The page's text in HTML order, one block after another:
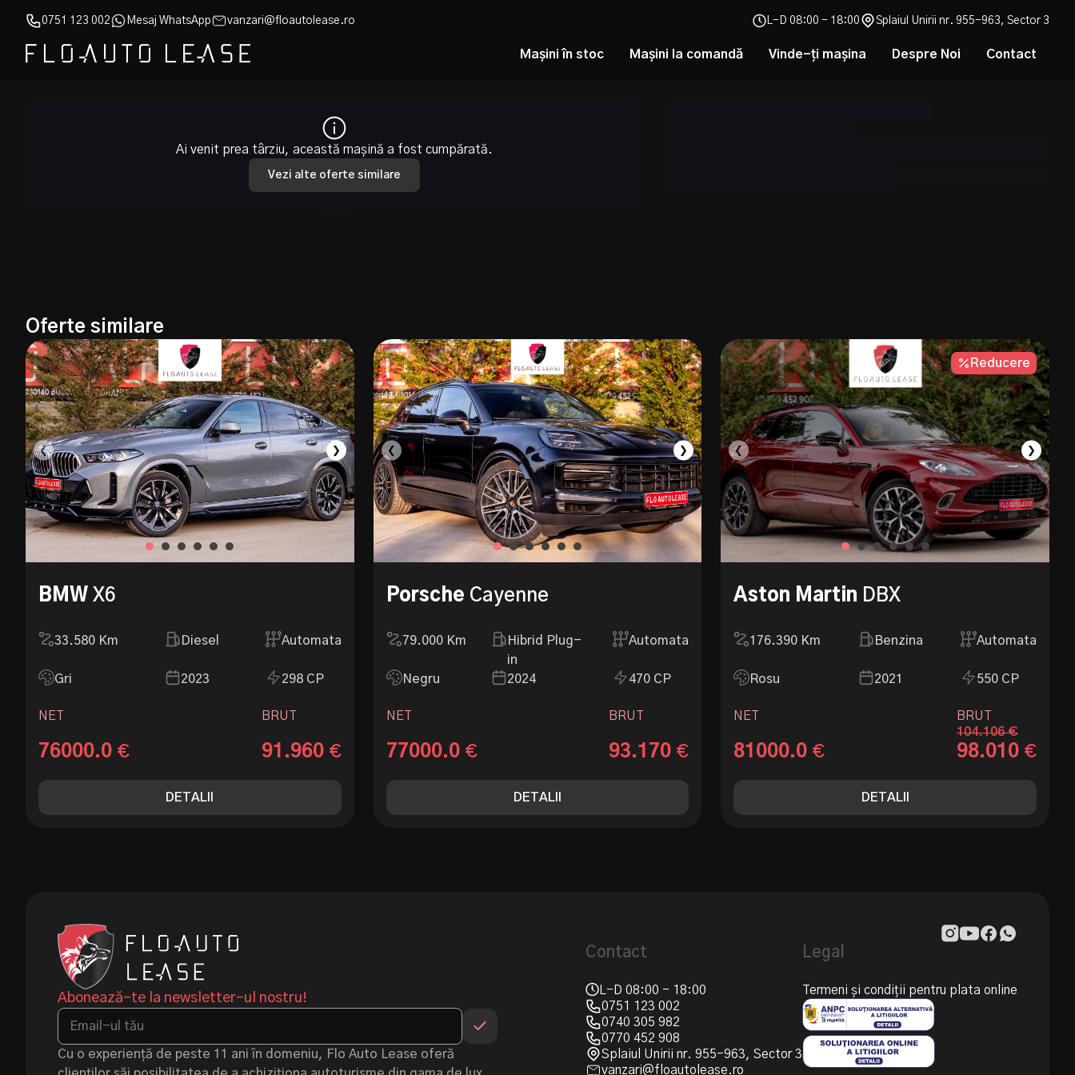
0751 123 002 Mesaj WhatsApp vanzari@floautolease.ro L-D 08:00 - 18:00 Splaiul Unirii nr. 955-963, Sector 3
Mașini în stoc Mașini la comandă Vinde-ți mașina Despre Noi Contact
Ai venit prea târziu, această mașină a fost cumpărată.
Vezi alte oferte similare
Oferte similare
❮ ❯
BMW X6
33.580 Km
Gri
Diesel
2023
Automata
298 CP
NET
76000.0 €
BRUT
91.960 €
DETALII
❮ ❯
Porsche Cayenne
79.000Km
Negru
Hibrid Plug-
in
2024
Automata
470 CP
NET
77000.0 €
BRUT
93.170 €
DETALII
❮ ❯
Reducere
Aston Martin DBX
176.390 Km
Rosu
Benzina
2021
Automata
550 CP
NET
81000.0 €
BRUT
104.106 €
98.010 €
DETALII
Abonează-te la newsletter-ul nostru!
Cu o experiență de peste 11 ani în domeniu, Flo Auto Lease oferă
Contact
L-D 08:00 - 18:00
0751 123 002
0740 305 982
0770 452 908
Splaiul Unirii nr. 955-963, Sector 3
vanzari@floautolease.ro
Legal
Termeni și condiții pentru plata online